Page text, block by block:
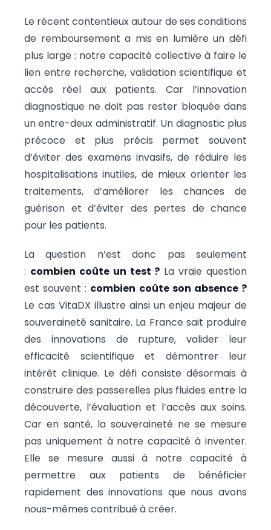
Le récent contentieux autour de ses conditions
de remboursement a mis en lumière un défi
plus large : notre capacité collective à faire le
lien entre recherche, validation scientifique et
accès réel aux patients. Car l’innovation
diagnostique ne doit pas rester bloquée dans
un entre-deux administratif. Un diagnostic plus
précoce et plus précis permet souvent
d’éviter des examens invasifs, de réduire les
hospitalisations inutiles, de mieux orienter les
traitements, d’améliorer les chances de
guérison et d’éviter des pertes de chance
pour les patients.
La question n’est donc pas seulement
: combien coûte un test ? La vraie question
est souvent : combien coûte son absence ?
Le cas VitaDX illustre ainsi un enjeu majeur de
souveraineté sanitaire. La France sait produire
des innovations de rupture, valider leur
efficacité scientifique et démontrer leur
intérêt clinique. Le défi consiste désormais à
construire des passerelles plus fluides entre la
découverte, l’évaluation et l’accès aux soins.
Car en santé, la souveraineté ne se mesure
pas uniquement à notre capacité à inventer.
Elle se mesure aussi à notre capacité à
permettre aux patients de bénéficier
rapidement des innovations que nous avons
nous-mêmes contribué à créer.